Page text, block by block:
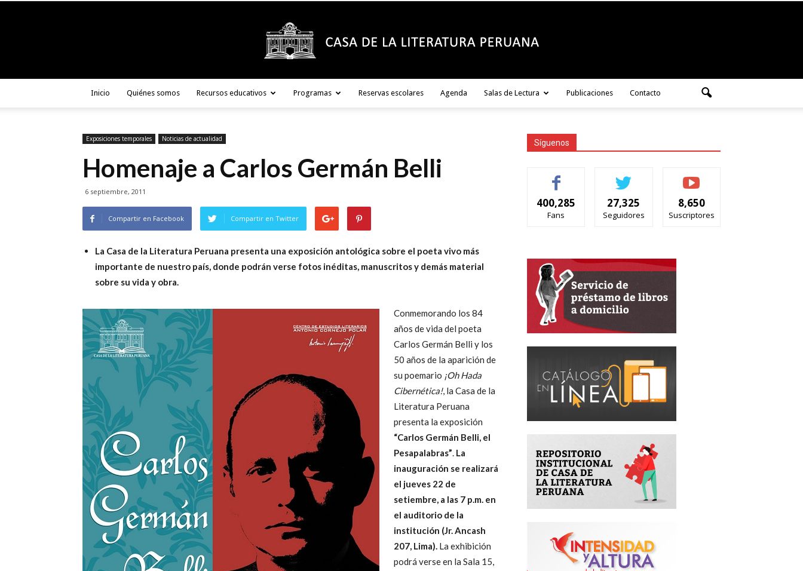
de
Inicio Quiénes somos Recursos educativos Programas Reservas escolares Agenda Salas de Lectura Publicaciones Contacto
Exposiciones temporales Noticias de actualidad
Homenaje a Carlos Germán Belli
6 septiembre, 2011
Compartir en Facebook Compartir en Twitter
La Casa de la Literatura Peruana presenta una exposición antológica sobre el poeta vivo más
importante de nuestro país, donde podrán verse fotos inéditas, manuscritos y demás material
sobre su vida y obra.
Conmemorando los 84
años de vida del poeta
Carlos Germán Belli y los
50 años de la aparición de
su poemario ¡Oh Hada
Cibernética!, la Casa de la
Literatura Peruana
presenta la exposición
“Carlos Germán Belli, el
Pesapalabras”. La
inauguración se realizará
el jueves 22 de
setiembre, a las 7 p.m. en
el auditorio de la
institución (Jr. Ancash
207, Lima). La exhibición
podrá verse en la Sala 15,
Síguenos
400,285
Fans
27,325
Seguidores
8,650
Suscriptores